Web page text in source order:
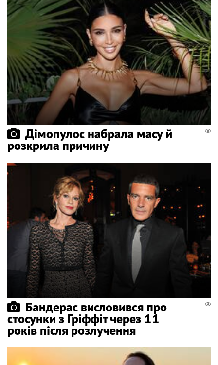
Дімопулос набрала масу й
розкрила причину
Бандерас висловився про
стосунки з Гріффіт через 11
років після розлучення